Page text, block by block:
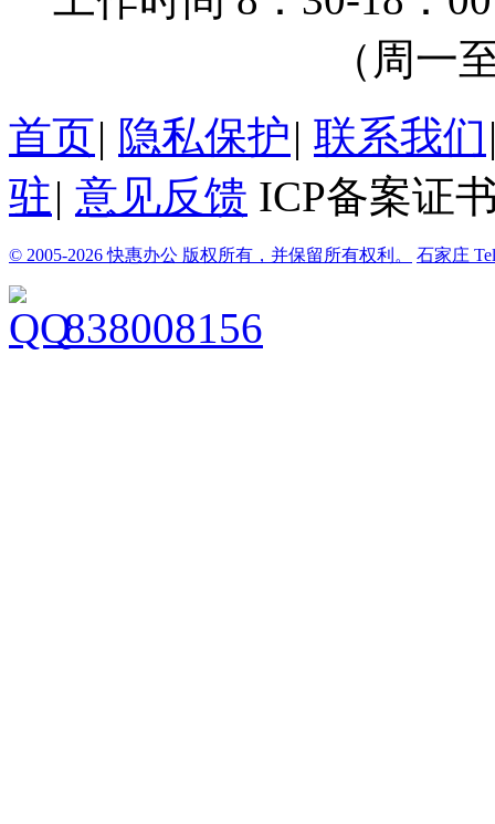
（周一至周
首页| 隐私保护| 联系我们
驻| 意见反馈 ICP备案证
© 2005-2026 快惠办公 版权所有，并保留所有权利。 石家庄
838008156